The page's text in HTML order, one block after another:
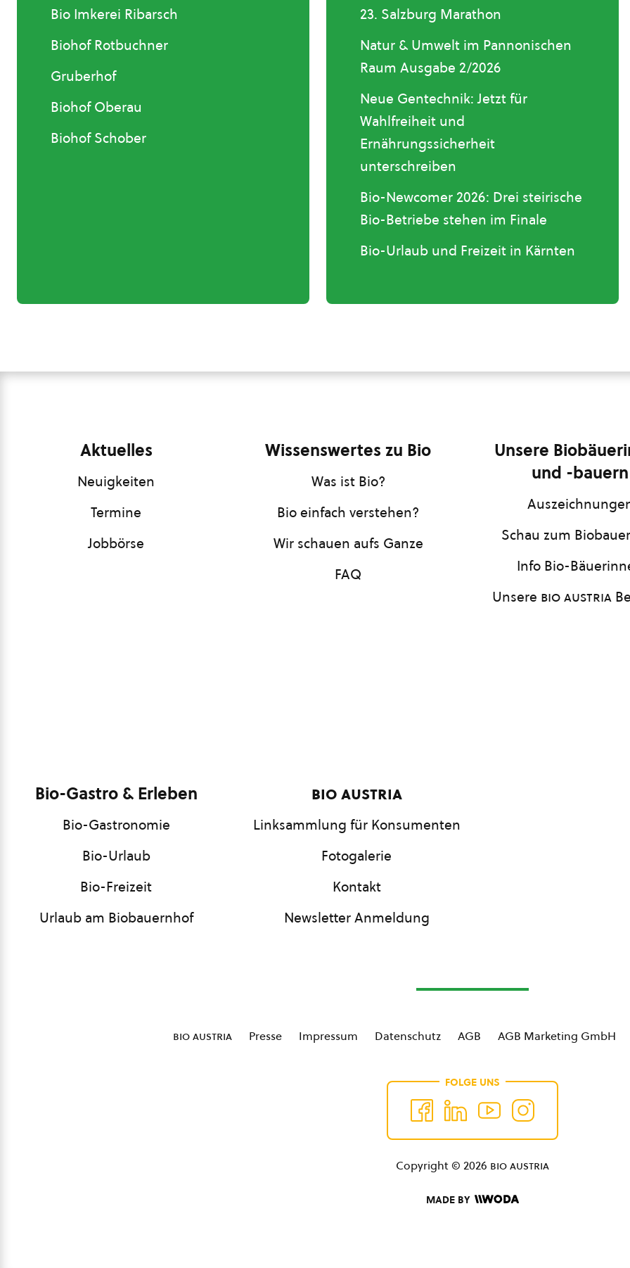
Bio Imkerei Ribarsch
Biohof Rotbuchner
Gruberhof
Biohof Oberau
Biohof Schober
23. Salzburg Marathon
Natur & Umwelt im Pannonischen
Raum Ausgabe 2/2026
Neue Gentechnik: Jetzt für
Wahlfreiheit und
Ernährungssicherheit
unterschreiben
Bio-Newcomer 2026: Drei steirische
Bio-Betriebe stehen im Finale
Bio-Urlaub und Freizeit in Kärnten
Aktuelles
Neuigkeiten
Termine
Jobbörse
Wissenswertes zu Bio
Was ist Bio?
Bio einfach verstehen?
Wir schauen aufs Ganze
FAQ
Unsere
und -bauern
Schau zum
Info Bio-
Unsere bio austria
Bio-Gastro & Erleben
Bio-Gastronomie
Bio-Urlaub
Bio-Freizeit
Urlaub am Biobauernhof
bio austria
Linksammlung für Konsumenten
Fotogalerie
Kontakt
Newsletter Anmeldung
bio austria Presse Impressum Datenschutz AGB AGB Marketing GmbH
FOLGE UNS
Copyright © 2026 bio austria
MADE BY